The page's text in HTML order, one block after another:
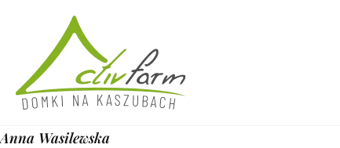
Przejdź do treści
Anna Wasilewska